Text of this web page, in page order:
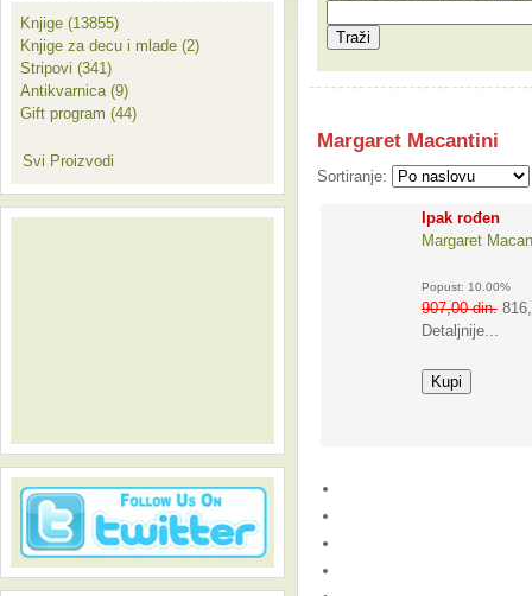
Margaret Macantini
Sortiranje:
Ipak rođen
Margaret
Popust: 10.00%
907,00 din.
Detaljnije...
Knjige (13855)
Knjige za decu i mlade (2)
Stripovi (341)
Antikvarnica (9)
Gift program (44)
Svi Proizvodi